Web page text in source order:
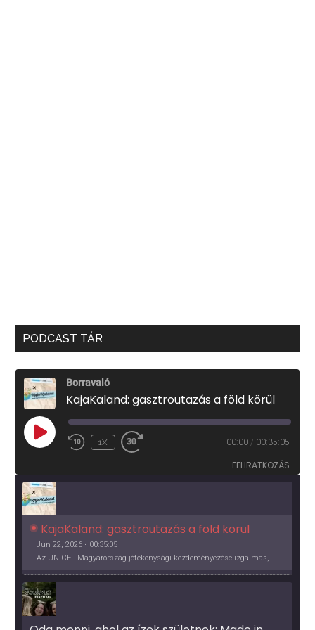
PODCAST TÁR
Borravaló
KajaKaland: gasztroutazás a föld körül
PLAY
EPISODE
1X 00:00 / 00:35:05
FELIRATKOZÁS
KajaKaland: gasztroutazás a föld körül
Jun 22, 2026 • 00:35:05
Az UNICEF Magyarország jótékonysági kezdeményezése izgalmas, egész éves világkörüli ízutazásra hív, igazi családi program és gasztroedukáció, illetve segítség a rászorulóknak is egyben.